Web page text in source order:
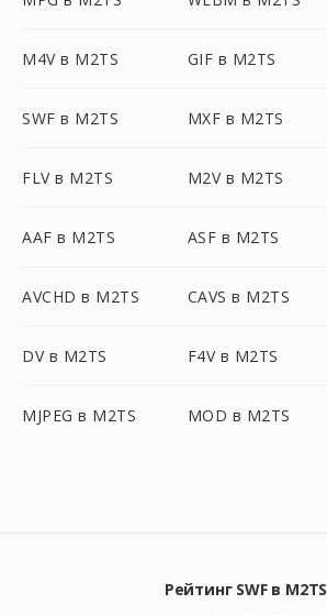
M4V в M2TS GIF в M2TS
SWF в M2TS MXF в M2TS
FLV в M2TS M2V в M2TS
AAF в M2TS ASF в M2TS
AVCHD в M2TS CAVS в M2TS
DV в M2TS F4V в M2TS
MJPEG в M2TS MOD в M2TS
Рейтинг SWF в M2TS